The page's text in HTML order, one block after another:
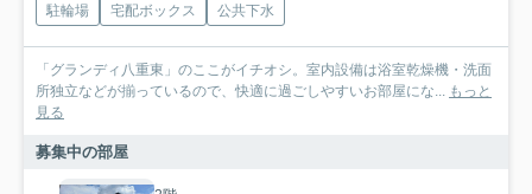
駐輪場 宅配ボックス 公共下水
「グランディ八重東」のここがイチオシ。室内設備は浴室乾燥機・洗面
所独立などが揃っているので、快適に過ごしやすいお部屋にな...
もっと
見る
募集中の部屋